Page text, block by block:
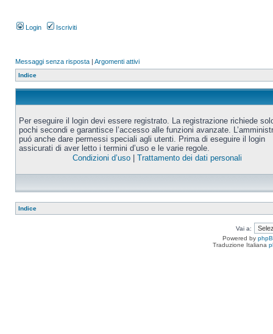
Login Iscriviti
Messaggi senza risposta | Argomenti attivi
Indice
Per eseguire il login devi essere registrato. La registrazione richiede
pochi secondi e garantisce l’accesso alle funzioni avanzate.
puó anche dare permessi speciali agli utenti. Prima di eseguire il login
assicurati di aver letto i termini d’uso e le varie regole.
Condizioni d’uso| Trattamento dei dati personali
Indice
Vai a:
Powered by
Traduzione Italiana